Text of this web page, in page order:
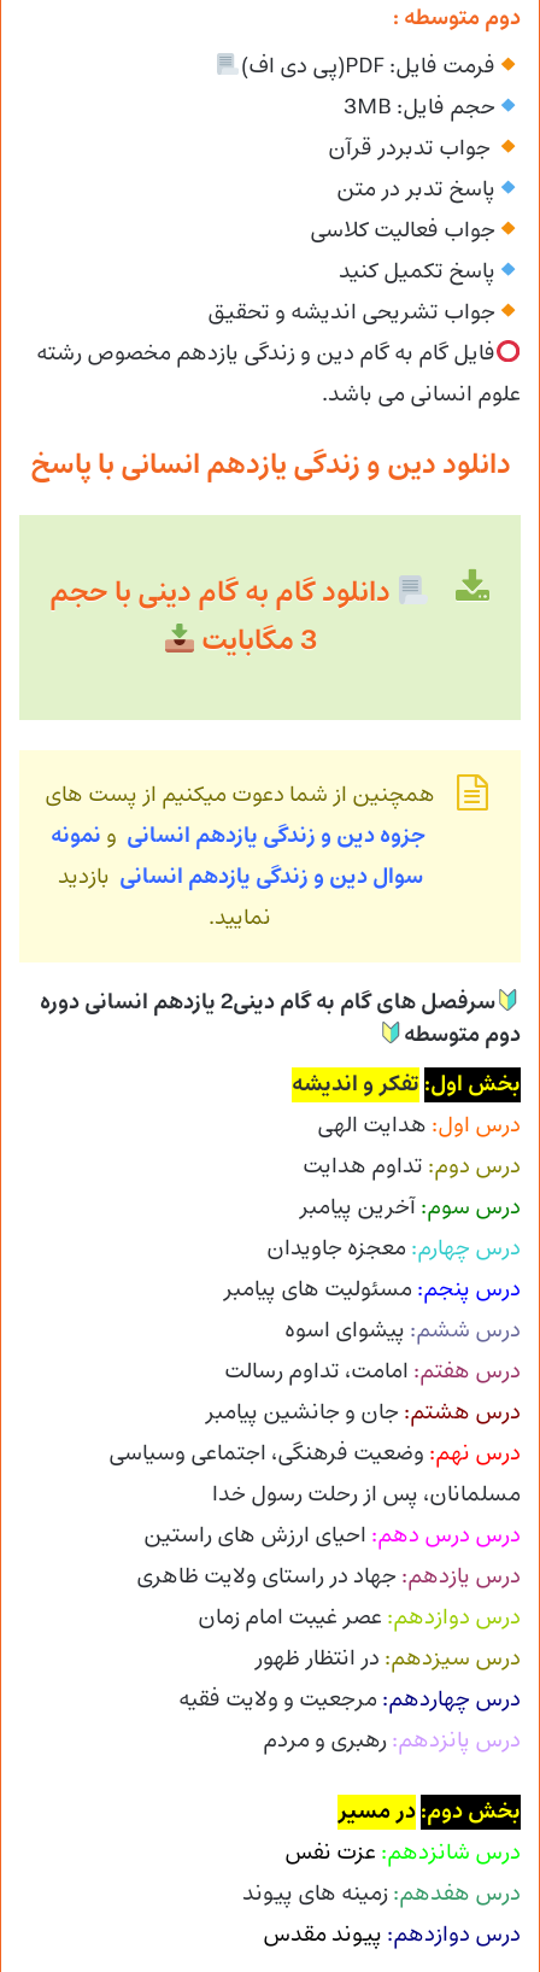
دوم متوسطه :
فرمت فایل: PDF(پی دی اف)
حجم فایل: 3MB
جواب تدبردر قرآن
پاسخ تدبر در متن
جواب فعالیت کلاسی
پاسخ تکمیل کنید
جواب تشریحی اندیشه و تحقیق
فایل گام به گام دین و زندگی یازدهم مخصوص رشته
علوم انسانی می باشد.
دانلود دین و زندگی یازدهم انسانی با پاسخ
دانلود گام به گام دینی با حجم
3 مگابایت
همچنین از شما دعوت میکنیم از پست های
جزوه دین و زندگی یازدهم انسانی و نمونه
سوال دین و زندگی یازدهم انسانی بازدید
نمایید.
سرفصل های گام به گام دینی2 یازدهم انسانی دوره
دوم متوسطه
بخش اول: تفکر و اندیشه
درس اول: هدایت الهی
درس دوم: تداوم هدایت
درس سوم:آخرین پیامبر
درس چهارم: معجزه جاویدان
درس پنجم: مسئولیت های پیامبر
درس ششم: پیشوای اسوه
درس هفتم: امامت، تداوم رسالت
درس هشتم: جان و جانشین پیامبر
درس نهم: وضعیت فرهنگی، اجتماعی وسیاسی
مسلمانان، پس از رحلت رسول خدا
درس درس دهم: احیای ارزش های راستین
درس یازدهم: جهاد در راستای ولایت ظاهری
درس دوازدهم: عصر غیبت امام زمان
درس سیزدهم: در انتظار ظهور
درس چهاردهم: مرجعیت و ولایت فقیه
درس پانزدهم:رهبری و مردم
بخش دوم:در مسیر
درس شانزدهم: عزت نفس
درس هفدهم:زمینه های پیوند
درس دوازدهم: پیوند مقدس